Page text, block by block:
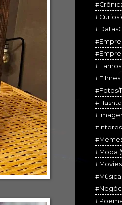
#Filmes
#Fotos/
#Moda
#Movies
#Música